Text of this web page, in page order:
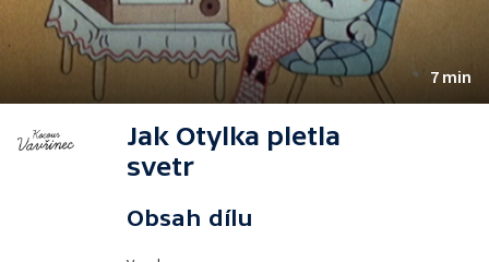
7 min
Jak Otylka pletla
svetr
Obsah dílu